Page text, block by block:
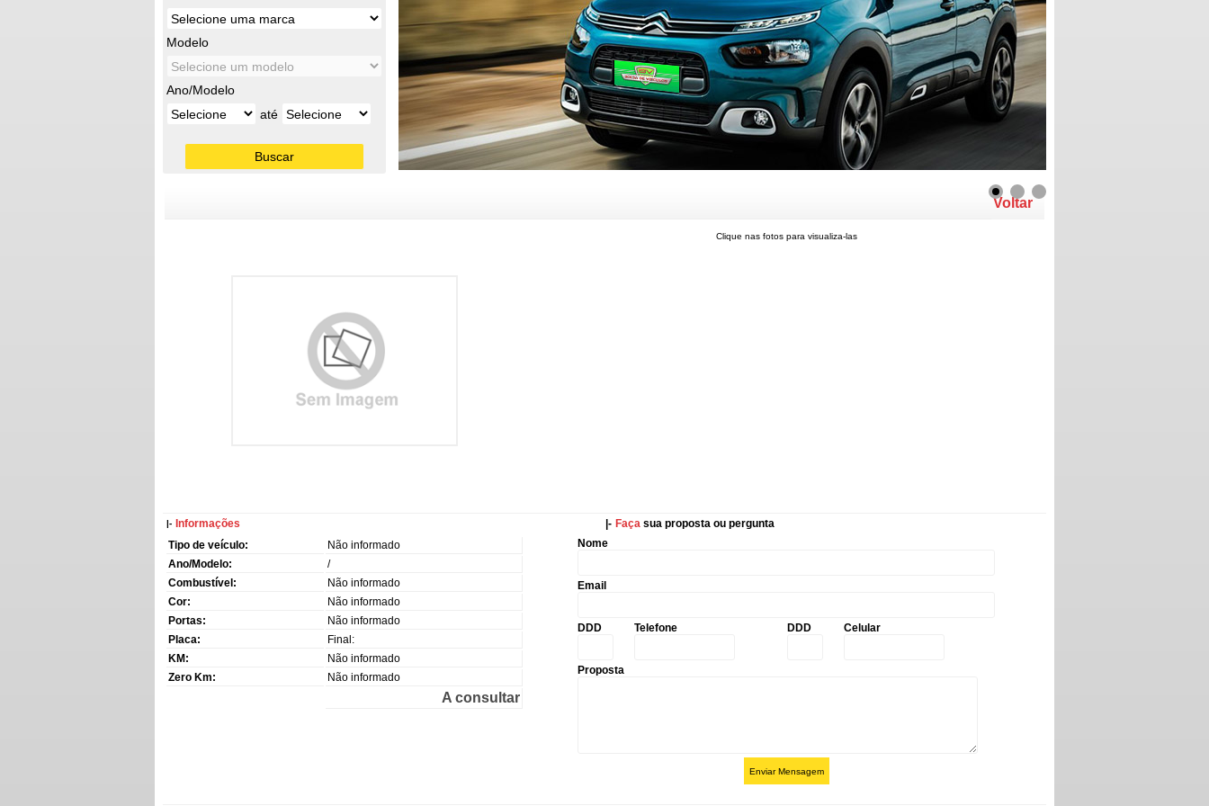
Modelo
Ano/Modelo
até
Voltar
Clique nas fotos para visualiza-las
|- Informações |- Faça sua proposta ou pergunta
Tipo de veículo:
Não informado
Ano/Modelo:
/
Combustível:
Não informado
Cor:
Não informado
Portas:
Não informado
Placa:
Final:
KM:
Não informado
Zero Km:
Não informado
A consultar
Nome
Email
DDD Telefone DDD Celular
Proposta